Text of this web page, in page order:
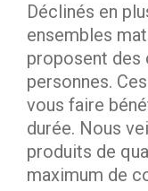
Déclinés en
ensembles
proposent des
personnes.
vous faire
durée. Nous
produits de
maximum de